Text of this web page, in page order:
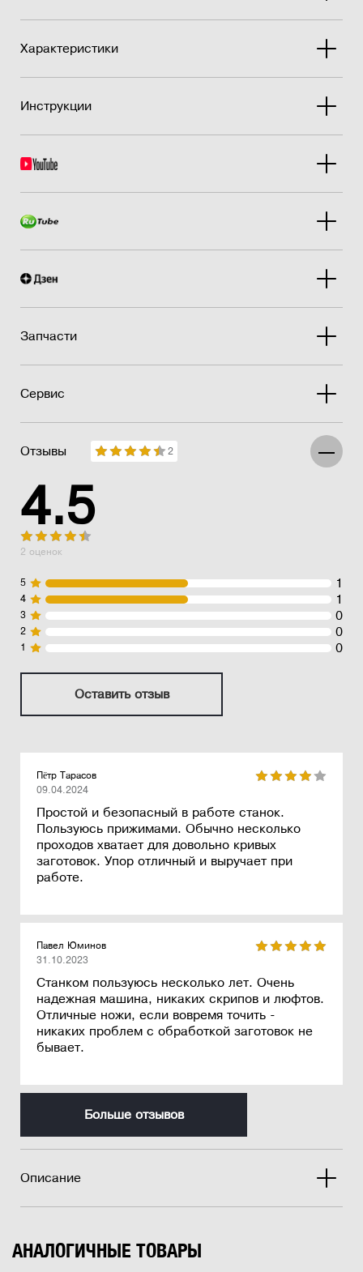
Характеристики
Инструкции
Запчасти
Сервис
Отзывы 2
4.5
2 оценок
5 1
4 1
3 0
2 0
1 0
Оставить отзыв
Пётр Тарасов
09.04.2024
Простой и безопасный в работе станок.
Пользуюсь прижимами. Обычно несколько
проходов хватает для довольно кривых
заготовок. Упор отличный и выручает при
работе.
Павел Юминов
31.10.2023
Станком пользуюсь несколько лет. Очень
надежная машина, никаких скрипов и люфтов.
Отличные ножи, если вовремя точить -
никаких проблем с обработкой заготовок не
бывает.
Больше отзывов
Описание
АНАЛОГИЧНЫЕ ТОВАРЫ